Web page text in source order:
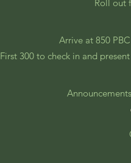
Roll out
Arrive at 850
First 300 to check in and